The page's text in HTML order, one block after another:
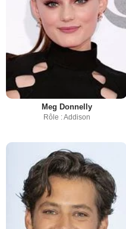
Meg Donnelly
Rôle : Addison